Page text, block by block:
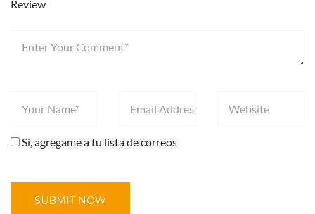
Review
Sí, agrégame a tu lista de correos